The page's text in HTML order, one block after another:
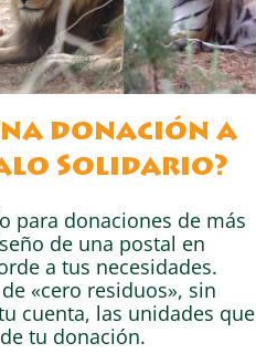
donación a
Solidario?
para donaciones de más
de una postal en
a tus necesidades.
«cero residuos», sin
cuenta, las unidades que
tu donación.